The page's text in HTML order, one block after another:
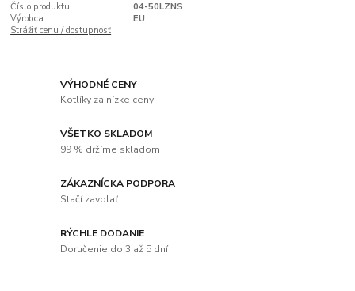
Číslo produktu:
04-50LZNS
Výrobca:
EU
Strážiť cenu / dostupnosť
VÝHODNÉ CENY
Kotlíky za nízke ceny
VŠETKO SKLADOM
99 % držíme skladom
ZÁKAZNÍCKA PODPORA
Stačí zavolať
RÝCHLE DODANIE
Doručenie do 3 až 5 dní